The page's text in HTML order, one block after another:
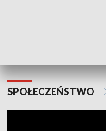
SPOŁECZEŃSTWO